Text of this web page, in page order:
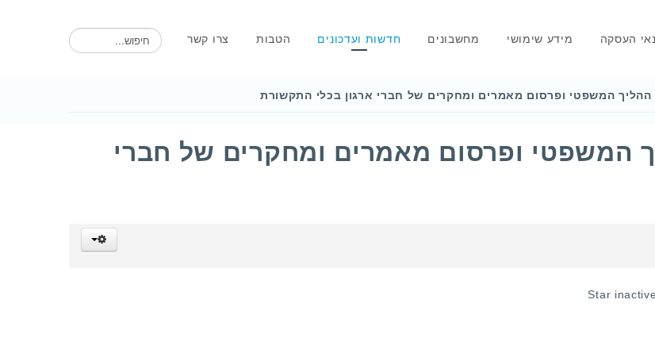
העסקה מידע שימושי מחשבונים חדשות ועדכונים הטבות צרו קשר חיפוש
ההליך המשפטי ופרסום מאמרים ומחקרים של חברי ארגון בכלי התקשורת
המשפטי ופרסום מאמרים ומחקרים של חברי